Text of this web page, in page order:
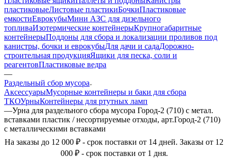
пластиковыеЛистовые пластикиБочкиПластиковые
емкостиЕврокубыМини АЗС для дизельного
топливаИзотермические контейнерыКрупногабаритные
контейнерыПоддоны для сбора и локализации проливов под
канистры, бочки и еврокубыДля дачи и садаДорожно-
строительная продукцияЯщики для песка, соли и
реагентовПластиковые ведра
—
Раздельный сбор мусора
АксессуарыМусорные контейнеры и баки для сбора
ТКОУрныКонтейнеры для ртутных ламп
—Урна для раздельного сбора мусора Город-2 (710) с метал.
вставками пластик / несортируемые отходы, арт.Город-2 (710)
с металлическими вставками
На заказы до 12 000 ₽ - срок поставки от 14 дней. Заказы от 12
000 ₽ - срок поставки от 1 дня.